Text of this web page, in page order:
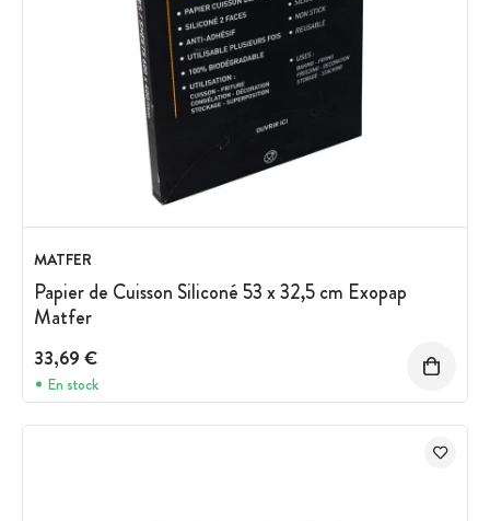
MATFER
Papier de Cuisson Siliconé 53 x 32,5 cm Exopap
Matfer
33,69 €
En stock